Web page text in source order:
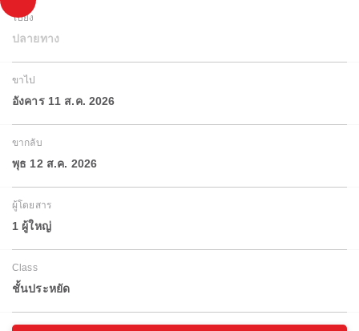
ไปยัง
ปลายทาง
ขาไป
อังคาร 11 ส.ค. 2026
ขากลับ
พุธ 12 ส.ค. 2026
ผู้โดยสาร
1 ผู้ใหญ่
Class
ชั้นประหยัด